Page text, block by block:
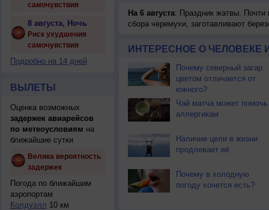
самочувствия
8 августа, Ночь
Риск ухудшения
самочувствия
Подробно на 14 дней
ВЫЛЕТЫ
Оценка возможных
задержек авиарейсов
по метеоусловиям на
ближайшие сутки
Велика вероятность
задержек
Погода по ближайшим
аэропортам
Колдуэлл 10 км
На 6 августа: Праздник жатвы. Почти
сбора черемухи, заготавливают
ИНТЕРЕСНОЕ О ЧЕЛОВЕКЕ
Почему северный загар
цветом отличается от
южного?
Чай матча может помочь
аллергикам
Наличие цели в жизни
продлевает её
Почему в холодную
погоду хочется есть?